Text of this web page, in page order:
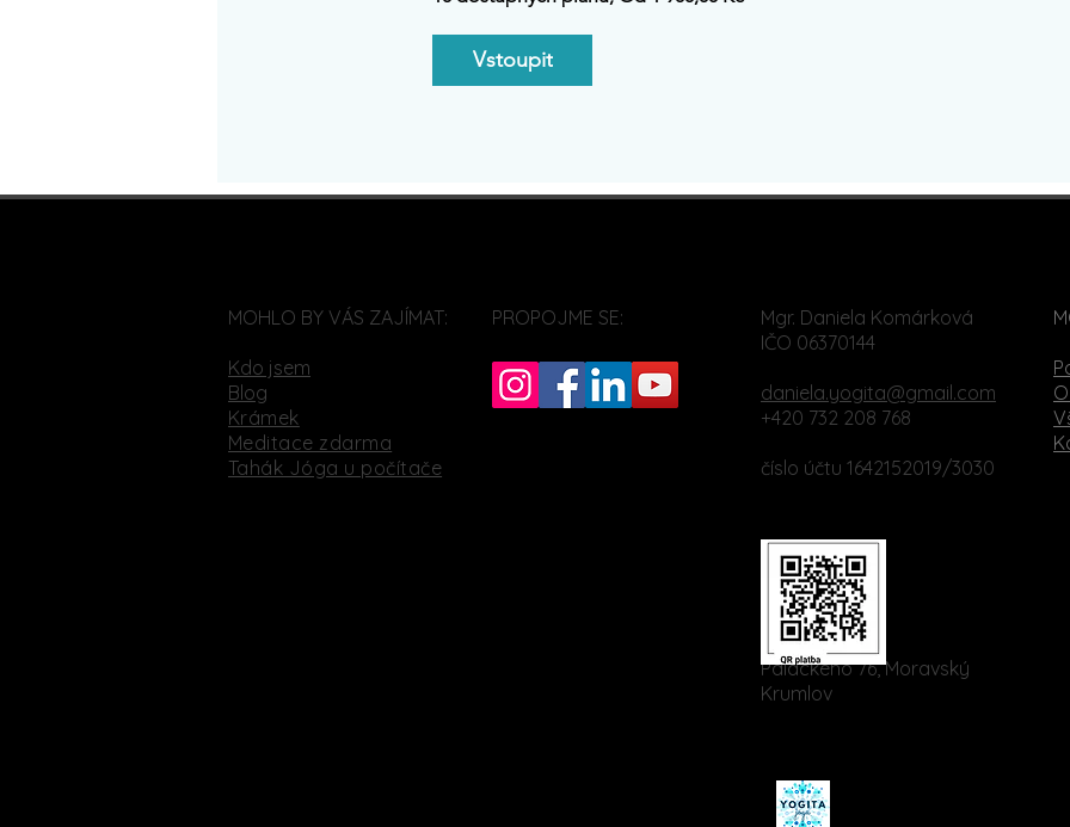
Vstoupit
MOHLO BY VÁS ZAJÍMAT:
Kdo jsem
Blog
Krámek
Meditace zdarma
Tahák Jóga u počítače
PROPOJME SE:
Mgr. Daniela Komárková
IČO 06370144
daniela.yogita@gmail.com
+420 732 208 768
číslo účtu 1642152019/3030
Palackého 76, Moravský
Krumlov